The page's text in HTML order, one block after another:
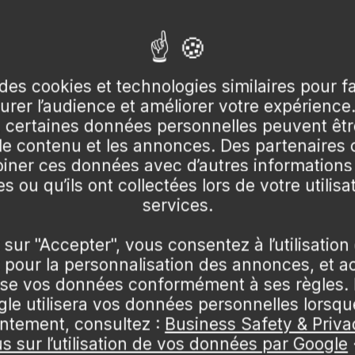
, appartient à la
par ses aiguilles fines et acérées qui sont
et imposante.
et écailleuse qui devient plus épaisse avec l'âge.
contiennent les graines qui assurent la
années de sa vie. Il peut ajouter jusqu'à 60
incluent un sol bien drainé, riche en nutriments,
et les périodes de sécheresse prolongées.
Afficher 51 Trier de a à z
cookies et technologies similaires pour
l’audience et améliorer votre
données personnelles peuvent
contenu et les annonces. Des partenaires
ces données avec d’autres
ou qu’ils ont collectées lors de votre
services.
"Accepter", vous consentez à l’utilisation
la personnalisation des annonces, et
vos données conformément à ses règles.
utilisera vos données personnelles
consultez : Business Safety &
sur l’utilisation de vos données par Google